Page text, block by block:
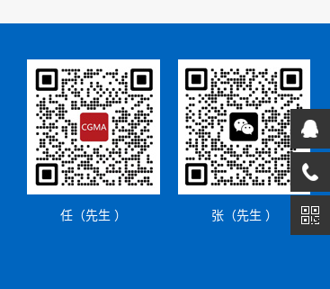
任（先生 ） 张（先生 ）